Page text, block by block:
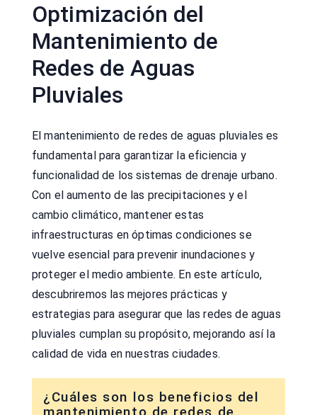
Optimización del
Mantenimiento de
Redes de Aguas
Pluviales
El mantenimiento de redes de aguas pluviales es
fundamental para garantizar la eficiencia y
funcionalidad de los sistemas de drenaje urbano.
Con el aumento de las precipitaciones y el
cambio climático, mantener estas
infraestructuras en óptimas condiciones se
vuelve esencial para prevenir inundaciones y
proteger el medio ambiente. En este artículo,
descubriremos las mejores prácticas y
estrategias para asegurar que las redes de aguas
pluviales cumplan su propósito, mejorando así la
calidad de vida en nuestras ciudades.
¿Cuáles son los beneficios del